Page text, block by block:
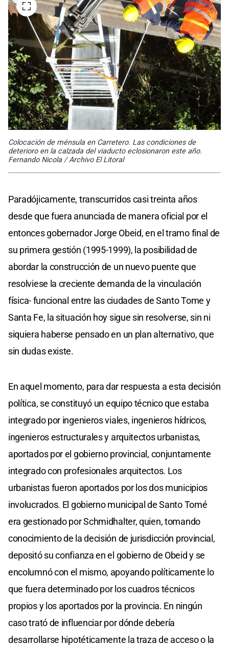
Colocación de ménsula en Carretero. Las condiciones de
deterioro en la calzada del viaducto eclosionaron este año.
Fernando Nicola / Archivo El Litoral
Paradójicamente, transcurridos casi treinta años
desde que fuera anunciada de manera oficial por el
entonces gobernador Jorge Obeid, en el tramo final de
su primera gestión (1995-1999), la posibilidad de
abordar la construcción de un nuevo puente que
resolviese la creciente demanda de la vinculación
física- funcional entre las ciudades de Santo Tome y
Santa Fe, la situación hoy sigue sin resolverse, sin ni
siquiera haberse pensado en un plan alternativo, que
sin dudas existe.
En aquel momento, para dar respuesta a esta decisión
política, se constituyó un equipo técnico que estaba
integrado por ingenieros viales, ingenieros hídricos,
ingenieros estructurales y arquitectos urbanistas,
aportados por el gobierno provincial, conjuntamente
integrado con profesionales arquitectos. Los
urbanistas fueron aportados por los dos municipios
involucrados. El gobierno municipal de Santo Tomé
era gestionado por Schmidhalter, quien, tomando
conocimiento de la decisión de jurisdicción provincial,
depositó su confianza en el gobierno de Obeid y se
encolumnó con el mismo, apoyando políticamente lo
que fuera determinado por los cuadros técnicos
propios y los aportados por la provincia. En ningún
caso trató de influenciar por dónde debería
desarrollarse hipotéticamente la traza de acceso o la